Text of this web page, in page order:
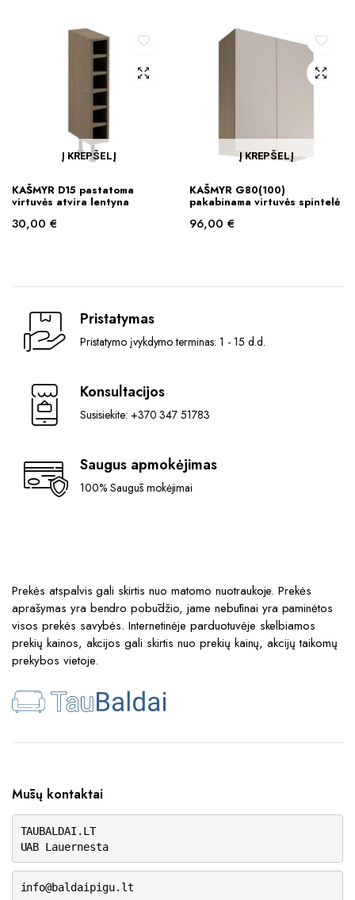
Į KREPŠELĮ
KAŠMYR D15 pastatoma
virtuvės atvira lentyna
30,00 €
Į KREPŠELĮ
KAŠMYR G80(100)
pakabinama virtuvės spintelė
96,00 €
Pristatymas
Pristatymo įvykdymo terminas: 1 - 15 d.d.
Konsultacijos
Susisiekite: +370 347 51783
Saugus apmokėjimas
100% Saugūs mokėjimai
Prekės atspalvis gali skirtis nuo matomo nuotraukoje. Prekės
aprašymas yra bendro pobūdžio, jame nebūtinai yra paminėtos
visos prekės savybės. Internetinėje parduotuvėje skelbiamos
prekių kainos, akcijos gali skirtis nuo prekių kainų, akcijų taikomų
prekybos vietoje.
Mūsų kontaktai
TAUBALDAI.LT
UAB Lauernesta
info@baldaipigu.lt